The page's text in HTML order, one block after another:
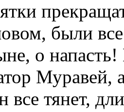
были
о
Муравей,
все тянет,